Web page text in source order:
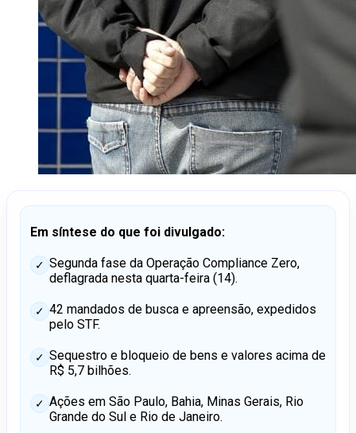
Em síntese do que foi divulgado:
Segunda fase da Operação Compliance Zero,
deflagrada nesta quarta-feira (14).
42 mandados de busca e apreensão, expedidos
pelo STF.
Sequestro e bloqueio de bens e valores acima de
R$ 5,7 bilhões.
Ações em São Paulo, Bahia, Minas Gerais, Rio
Grande do Sul e Rio de Janeiro.